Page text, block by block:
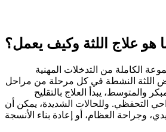
هو علاج اللثة وكيف يعمل؟
الكاملة من التدخلات المهنية
اللثة النشطة في كل مرحلة من مراحل
والمتوسط، يبدأ العلاج بالتقليح
التحفظي. وللحالات الشديدة، يمكن أن
وجراحة العظام، أو إعادة بناء الأنسجة